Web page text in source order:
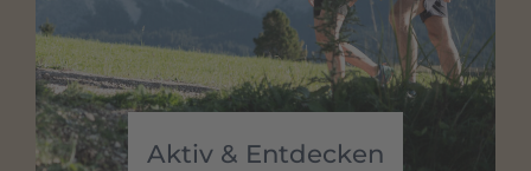
Aktiv & Entdecken